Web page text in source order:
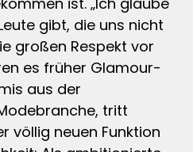
gibt, die uns nicht
großen Respekt vor
es früher Glamour-
aus der
tritt
völlig neuen Funktion